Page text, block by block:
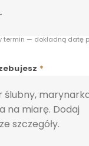
termin — dokładną datę
*